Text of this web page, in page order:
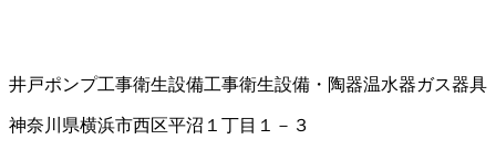
井戸ポンプ工事衛生設備工事衛生設備・陶器温水器ガス器具
神奈川県横浜市西区平沼１丁目１－３